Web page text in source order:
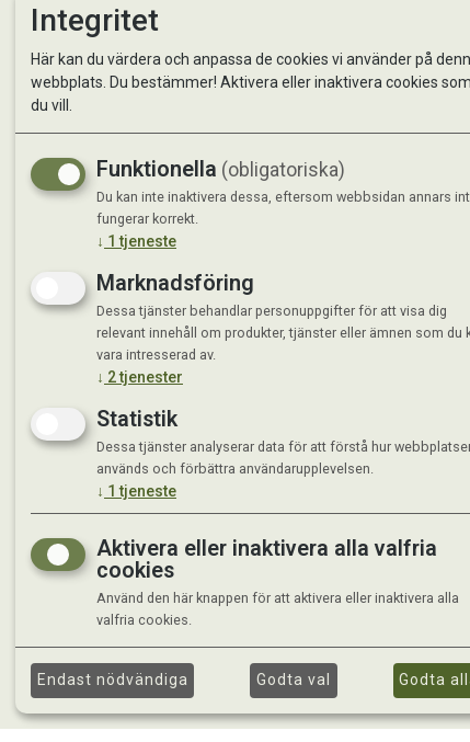
Integritet
Här kan du värdera och anpassa de cookies vi använder på
webbplats. Du bestämmer! Aktivera eller inaktivera cookies som
du vill.
Funktionella (obligatoriska)
Du kan inte inaktivera dessa, eftersom webbsidan annars
fungerar korrekt.
↓ 1 tjeneste
Marknadsföring
Dessa tjänster behandlar personuppgifter för att visa dig
relevant innehåll om produkter, tjänster eller ämnen som du
vara intresserad av.
↓ 2tjenester
Statistik
Dessa tjänster analyserar data för att förstå hur
används och förbättra användarupplevelsen.
↓ 1 tjeneste
Aktivera eller inaktivera alla valfria
cookies
Använd den här knappen för att aktivera eller inaktivera alla
valfria cookies.
Endast nödvändiga Godta val Godta